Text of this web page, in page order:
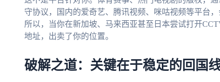
守协议，国内的爱奇艺、腾讯视频、咪咕视频等平台
所以，当你在新加坡、马来西亚甚至日本尝试打开
地址，出卖了你的位置。
破解之道：关键在于稳定的回国